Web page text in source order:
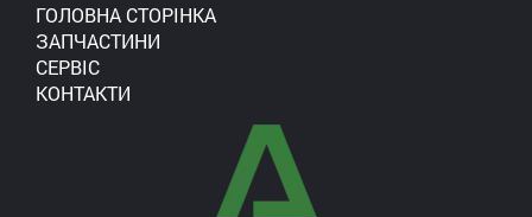
ГОЛОВНА СТОРІНКА
ЗАПЧАСТИНИ
СЕРВІС
КОНТАКТИ